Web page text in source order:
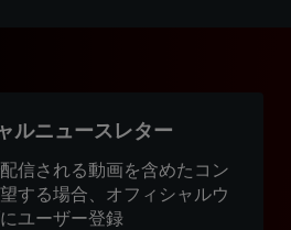
ルニュースレター
信される動画を含めたコン
する場合、オフィシャルウ
ユーザー登録